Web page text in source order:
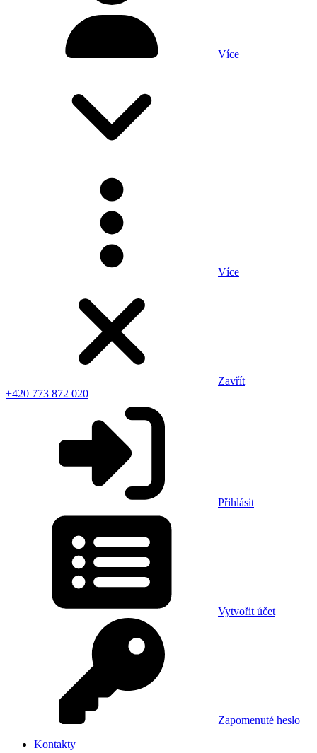
Více
Více
Zavřít
+420 773 872 020
Přihlásit
Vytvořit účet
Zapomenuté heslo
Kontakty